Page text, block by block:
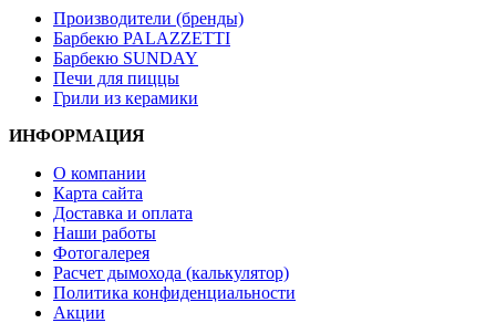
Производители (бренды)
Барбекю PALAZZETTI
Барбекю SUNDAY
Печи для пиццы
Грили из керамики
ИНФОРМАЦИЯ
О компании
Карта сайта
Доставка и оплата
Наши работы
Фотогалерея
Расчет дымохода (калькулятор)
Политика конфиденциальности
Акции